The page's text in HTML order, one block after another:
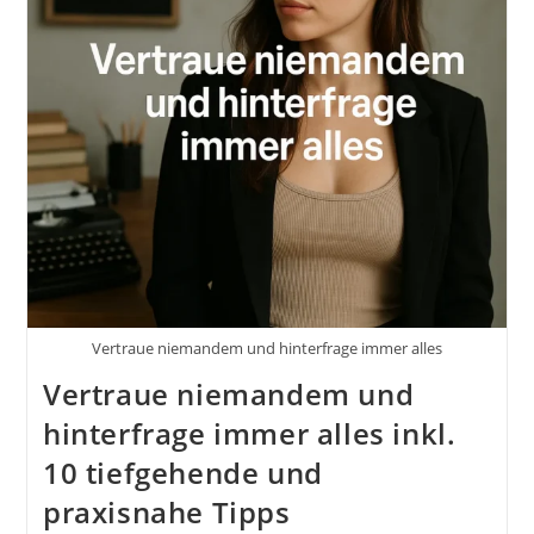
Erfolg.
Raus
Aus
Der
Komfortzone
Und
Rein
In
Leben.
Lebenskunst
Und
Kontinuierliche
Verbesserung
Im
Alltag.
Vertraue niemandem und hinterfrage immer alles
Vertraue niemandem und
hinterfrage immer alles inkl.
10 tiefgehende und
praxisnahe Tipps